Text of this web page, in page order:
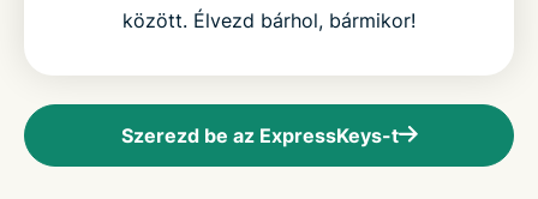
között. Élvezd bárhol, bármikor!
Szerezd be az ExpressKeys-t